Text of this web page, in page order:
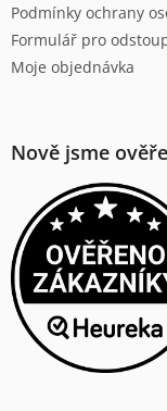
Podmínky ochrany
Formulář pro
Moje objednávka
Nově jsme